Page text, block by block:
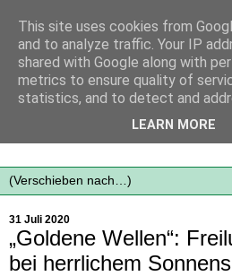
Mit frischen Themen aus der
31 Juli 2020
„Goldene Wellen“:
bei herrlichem
This site uses cookies from
and to analyze traffic. Your IP
shared with Google along with
metrics to ensure quality of
statistics, and to detect and
LEARN MORE